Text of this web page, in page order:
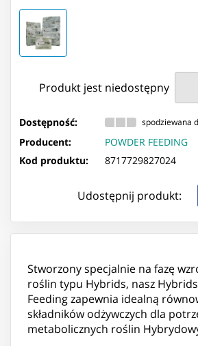
Produkt jest niedostępny
Dostępność: spodziewana
Producent:
POWDER FEEDING
Kod produktu:
8717729827024
Udostępnij produkt:
Stworzony specjalnie na fazę
roślin typu Hybrids, nasz
Feeding zapewnia idealną
składników odżywczych dla
metabolicznych roślin